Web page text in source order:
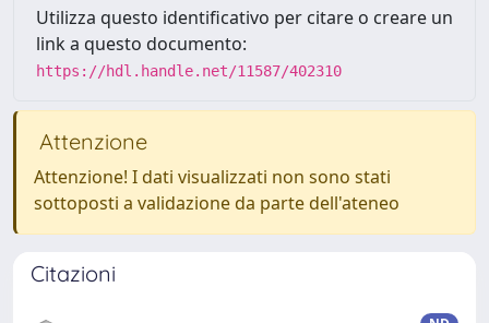
Utilizza questo identificativo per citare o creare un
link a questo documento:
https://hdl.handle.net/11587/402310
Attenzione
Attenzione! I dati visualizzati non sono stati
sottoposti a validazione da parte dell'ateneo
Citazioni